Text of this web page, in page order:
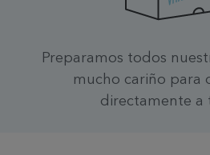
Preparamos todos
mucho cariño para
directamente a